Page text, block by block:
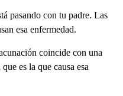
pasando con tu padre. Las
esa enfermedad.
coincide con una
es la que causa esa